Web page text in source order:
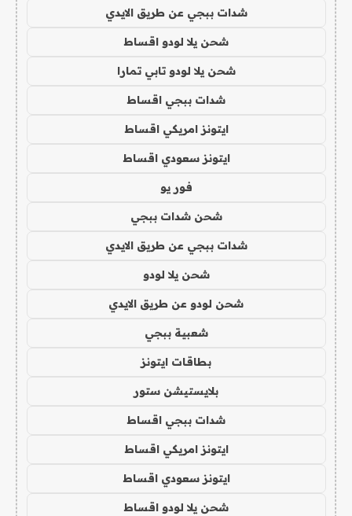
شدات ببجي عن طريق الايدي
شحن يلا لودو اقساط
شحن يلا لودو تابي تمارا
شدات ببجي اقساط
ايتونز امريكي اقساط
ايتونز سعودي اقساط
فور يو
شحن شدات ببجي
شدات ببجي عن طريق الايدي
شحن يلا لودو
شحن لودو عن طريق الايدي
شعبية ببجي
بطاقات ايتونز
بلايستيشن ستور
شدات ببجي اقساط
ايتونز امريكي اقساط
ايتونز سعودي اقساط
شحن يلا لودو اقساط